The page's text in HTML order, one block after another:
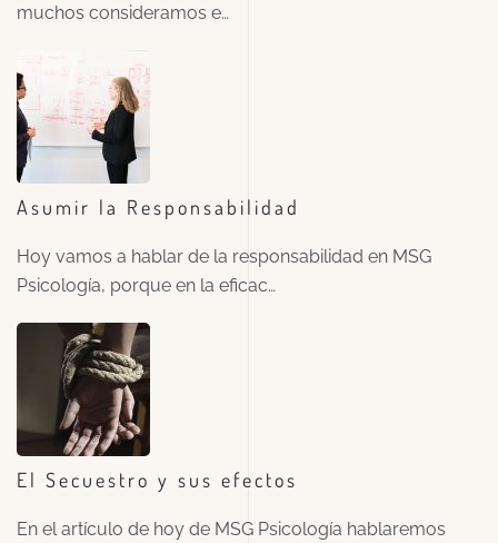
muchos consideramos e…
Asumir la Responsabilidad
Hoy vamos a hablar de la responsabilidad en MSG
Psicología, porque en la eficac…
El Secuestro y sus efectos
En el artículo de hoy de MSG Psicología hablaremos